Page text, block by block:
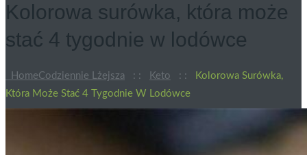
Kolorowa surówka, która może
stać 4 tygodnie w lodówce
HomeCodziennie Lżejsza : : Keto : :
Kolorowa Surówka,
Która Może Stać 4 Tygodnie W Lodówce